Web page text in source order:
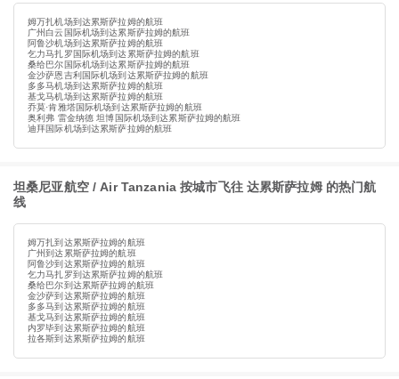
姆万扎机场到达累斯萨拉姆的航班
广州白云国际机场到达累斯萨拉姆的航班
阿鲁沙机场到达累斯萨拉姆的航班
乞力马扎罗国际机场到达累斯萨拉姆的航班
桑给巴尔国际机场到达累斯萨拉姆的航班
金沙萨恩吉利国际机场到达累斯萨拉姆的航班
多多马机场到达累斯萨拉姆的航班
基戈马机场到达累斯萨拉姆的航班
乔莫·肯雅塔国际机场到达累斯萨拉姆的航班
奥利弗 雷金纳德 坦博国际机场到达累斯萨拉姆的航班
迪拜国际机场到达累斯萨拉姆的航班
坦桑尼亚航空 / Air Tanzania 按城市飞往 达累斯萨拉姆 的热门航
线
姆万扎到达累斯萨拉姆的航班
广州到达累斯萨拉姆的航班
阿鲁沙到达累斯萨拉姆的航班
乞力马扎罗到达累斯萨拉姆的航班
桑给巴尔到达累斯萨拉姆的航班
金沙萨到达累斯萨拉姆的航班
多多马到达累斯萨拉姆的航班
基戈马到达累斯萨拉姆的航班
内罗毕到达累斯萨拉姆的航班
拉各斯到达累斯萨拉姆的航班